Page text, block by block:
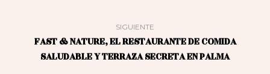
SIGUIENTE
FAST & NATURE, EL RESTAURANTE DE COMIDA
SALUDABLE Y TERRAZA SECRETA EN PALMA